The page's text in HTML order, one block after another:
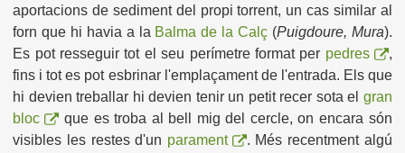
aportacions de sediment del propi torrent, un cas similar al
forn que hi havia a la Balma de la Calç(Puigdoure, Mura).
Es pot resseguir tot el seu perímetre format per pedres
,
fins i tot es pot esbrinar l'emplaçament de l'entrada. Els que
hi devien treballar hi devien tenir un petit recer sota el gran
bloc
que es troba al bell mig del cercle, on encara són
visibles les restes d'un parament
. Més recentment algú